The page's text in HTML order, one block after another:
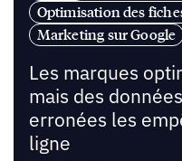
Optimisation des
Marketing sur Google
Les marques
mais des
erronées les
ligne